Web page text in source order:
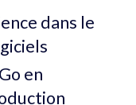
dans le
en